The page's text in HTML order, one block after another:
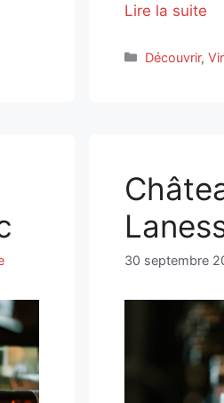
Lire la suite
Catégories
Découvrir,
30 septembre